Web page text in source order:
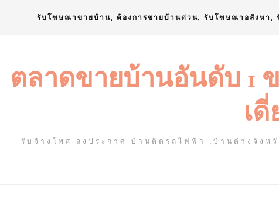
รับโฆษณาขายบ้าน, ต้องการขายบ้านด่วน, รับโฆษณาอสังหา,
ตลาดขายบ้านอันดับ 1
เ
รับจ้างโพส ลงประกาศ บ้านติดรถไฟฟ้า ,บ้านต่างจัง